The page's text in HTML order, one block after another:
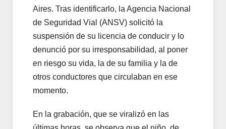
Aires. Tras identificarlo, la Agencia Nacional
de Seguridad Vial (ANSV) solicitó la
suspensión de su licencia de conducir y lo
denunció por su irresponsabilidad, al poner
en riesgo su vida, la de su familia y la de
otros conductores que circulaban en ese
momento.
En la grabación, que se viralizó en las